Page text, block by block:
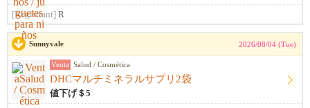
[Registrant] R
Sunnyvale 2026/08/04 (Tue)
Venta Salud / Cosmética
DHCマルチミネラルサプリ2袋
値下げ＄5